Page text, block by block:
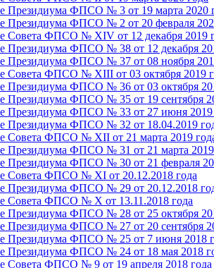
Президиума ФПСО № 3 от 19 марта 2020
Президиума ФПСО № 2 от 20 февраля
Совета ФПСО № XIV от 12 декабря 2019
Президиума ФПСО № 38 от 12 декабря
Президиума ФПСО № 37 от 08 ноября
Совета ФПСО № XIII от 03 октября 2019
Президиума ФПСО № 36 от 03 октября
Президиума ФПСО № 35 от 19 сентября
Президиума ФПСО № 33 от 27 июня 2019
Президиума ФПСО № 32 от 18.04.2019
Совета ФПСО № XII от 21 марта 2019
Президиума ФПСО № 31 от 21 марта 2019
Президиума ФПСО № 30 от 21 февраля
Совета ФПСО № XI от 20.12.2018 года
Президиума ФПСО № 29 от 20.12.2018
Совета ФПСО № X от 13.11.2018 года
Президиума ФПСО № 28 от 25 октября
Президиума ФПСО № 27 от 20 сентября
Президиума ФПСО № 25 от 7 июня 2018
Президиума ФПСО № 24 от 18 мая 2018
Совета ФПСО № 9 от 19 апреля 2018 года